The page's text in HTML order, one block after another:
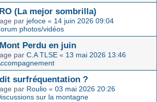
(La mejor sombrilla)
par jefoce « 14 juin 2026 09:04
photos/vidéos
Perdu en juin
par C.A TLSE « 13 mai 2026 13:46
surfréquentation ?
par Roulio « 03 mai 2026 20:26
sur la montagne